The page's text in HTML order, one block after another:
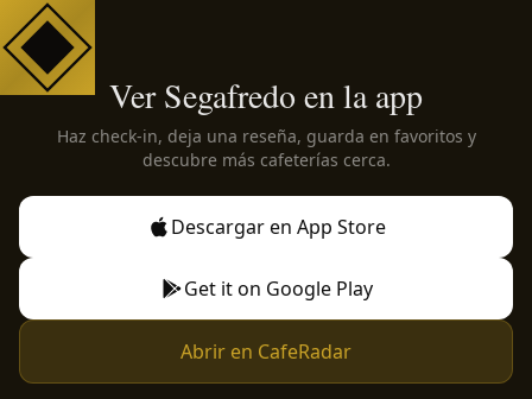
Ver Segafredo en la app
Haz check-in, deja una reseña, guarda en favoritos y
descubre más cafeterías cerca.
Descargar en App Store
Get it on Google Play
Abrir en CafeRadar